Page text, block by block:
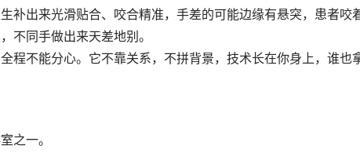
补出来光滑贴合、咬合精准，手差的可能边缘有悬突，患者咬
同手做出来天差地别。
程不能分心。它不靠关系，不拼背景，技术长在你身上，谁也
之一。